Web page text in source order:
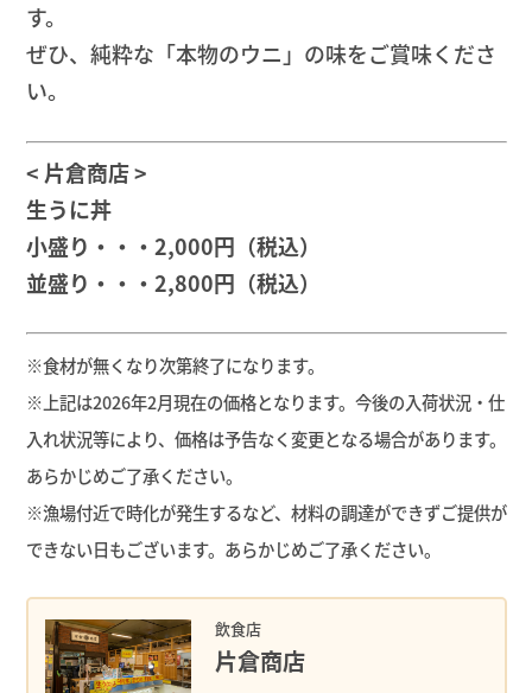
す。
ぜひ、純粋な「本物のウニ」の味をご賞味くださ
い。
< 片倉商店 >
生うに丼
小盛り・・・2,000円（税込）
並盛り・・・2,800円（税込）
※食材が無くなり次第終了になります。
※上記は2026年2月現在の価格となります。今後の入荷状況・仕
入れ状況等により、価格は予告なく変更となる場合があります。
あらかじめご了承ください。
※漁場付近で時化が発生するなど、材料の調達ができずご提供が
できない日もございます。あらかじめご了承ください。
飲食店
片倉商店